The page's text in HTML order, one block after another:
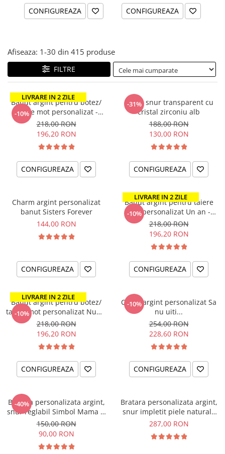
CONFIGUREAZA CONFIGUREAZA
Afiseaza: 1-30 din 415 produse
FILTRE
LIVRARE IN 2 ZILE
-10%
Banut argint pentru botez/
taiere mot personalizat -
Nume si Simbol
218,00 RON
196,20 RON
CONFIGUREAZA
-31%
Colier snur transparent cu
cristal zirconiu alb
188,00 RON
130,00 RON
CONFIGUREAZA
Charm argint personalizat
banut Sisters Forever
144,00 RON
CONFIGUREAZA
LIVRARE IN 2 ZILE
-10%
Banut argint pentru taiere
mot personalizat Un an -
Nume & Simbol
218,00 RON
196,20 RON
CONFIGUREAZA
LIVRARE IN 2 ZILE
-10%
Banut argint pentru botez/
taiere mot personalizat Nume
& Simbol
218,00 RON
196,20 RON
CONFIGUREAZA
-10%
Colier argint personalizat Sa
nu uiti...
254,00 RON
228,60 RON
CONFIGUREAZA
-40%
Bratara personalizata argint,
snur reglabil Simbol Mama &
Bebe
150,00 RON
90,00 RON
Bratara personalizata argint,
snur impletit piele naturala
Te iubim - Fetele tale
287,00 RON